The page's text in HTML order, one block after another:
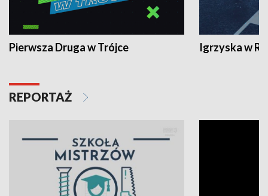
Pierwsza Druga w Trójce Igrzyska w
REPORTAŻ